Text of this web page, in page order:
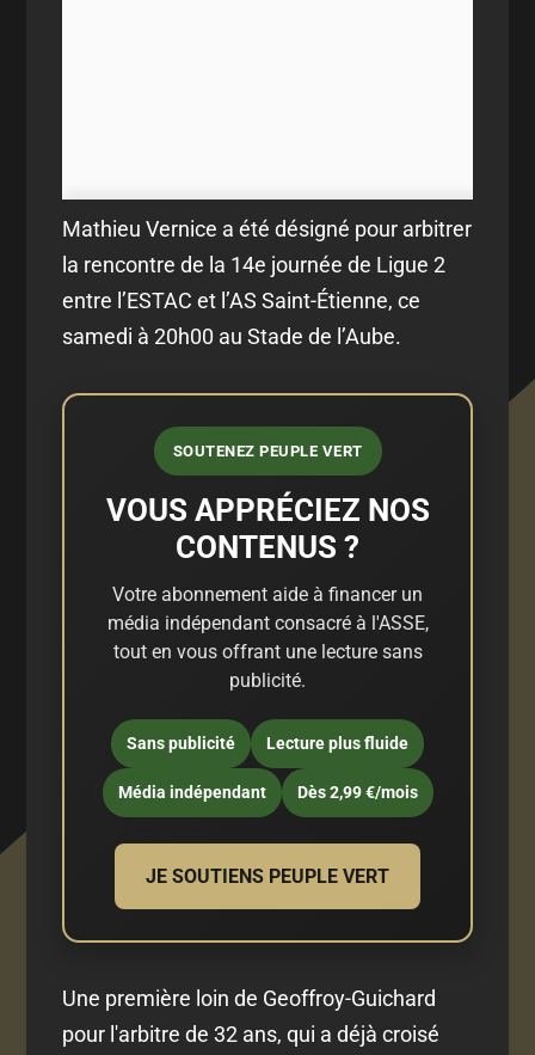
Mathieu Vernice a été désigné pour arbitrer
la rencontre de la 14e journée de Ligue 2
entre l’ESTAC et l’AS Saint-Étienne, ce
samedi à 20h00 au Stade de l’Aube.
SOUTENEZ PEUPLE VERT
VOUS APPRÉCIEZ NOS
CONTENUS ?
Votre abonnement aide à financer un
média indépendant consacré à l'ASSE,
tout en vous offrant une lecture sans
publicité.
Sans publicité Lecture plus fluide
Média indépendant Dès 2,99 €/mois
JE SOUTIENS PEUPLE VERT
Une première loin de Geoffroy-Guichard
pour l'arbitre de 32 ans, qui a déjà croisé